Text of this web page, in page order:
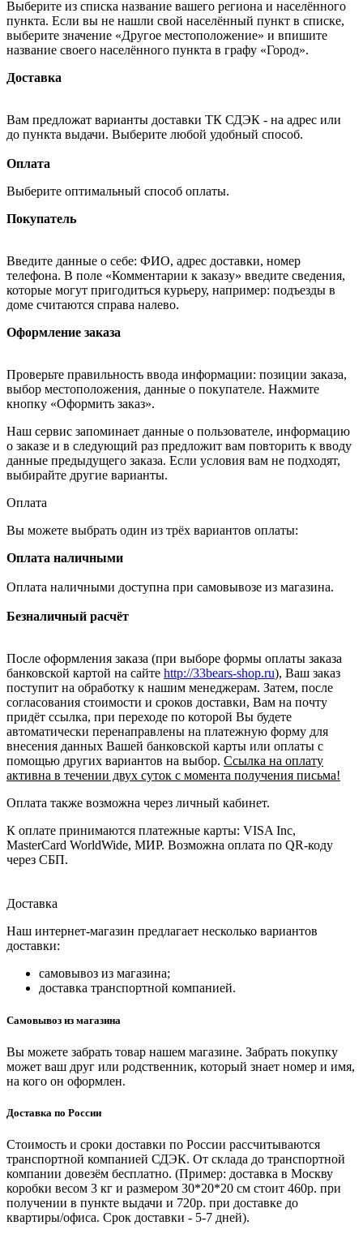
Выберите из списка название вашего региона и населённого
пункта. Если вы не нашли свой населённый пункт в списке,
выберите значение «Другое местоположение» и впишите
название своего населённого пункта в графу «Город».
Доставка
Вам предложат варианты доставки ТК СДЭК - на адрес или
до пункта выдачи. Выберите любой удобный способ.
Оплата
Выберите оптимальный способ оплаты.
Покупатель
Введите данные о себе: ФИО, адрес доставки, номер
телефона. В поле «Комментарии к заказу» введите сведения,
которые могут пригодиться курьеру, например: подъезды в
доме считаются справа налево.
Оформление заказа
Проверьте правильность ввода информации: позиции заказа,
выбор местоположения, данные о покупателе. Нажмите
кнопку «Оформить заказ».
Наш сервис запоминает данные о пользователе, информацию
о заказе и в следующий раз предложит вам повторить к вводу
данные предыдущего заказа. Если условия вам не подходят,
выбирайте другие варианты.
Оплата
Вы можете выбрать один из трёх вариантов оплаты:
Оплата наличными
Оплата наличными доступна при самовывозе из магазина.
Безналичный расчёт
После оформления заказа (при выборе формы оплаты заказа
банковской картой на сайте http://33bears-shop.ru), Ваш заказ
поступит на обработку к нашим менеджерам. Затем, после
согласования стоимости и сроков доставки, Вам на почту
придёт ссылка, при переходе по которой Вы будете
автоматически перенаправлены на платежную форму для
внесения данных Вашей банковской карты или оплаты с
помощью других вариантов на выбор. Ссылка на оплату
активна в течении двух суток с момента получения письма!
Оплата также возможна через личный кабинет.
К оплате принимаются платежные карты: VISA Inc,
MasterCard WorldWide, МИР. Возможна оплата по QR-коду
через СБП.
Доставка
Наш интернет-магазин предлагает несколько вариантов
доставки:
самовывоз из магазина;
доставка транспортной компанией.
Самовывоз из магазина
Вы можете забрать товар нашем магазине. Забрать покупку
может ваш друг или родственник, который знает номер и имя,
на кого он оформлен.
Доставка по России
Стоимость и сроки доставки по России рассчитываются
транспортной компанией СДЭК. От склада до транспортной
компании довезём бесплатно. (Пример: доставка в Москву
коробки весом 3 кг и размером 30*20*20 см стоит 460р. при
получении в пункте выдачи и 720р. при доставке до
квартиры/офиса. Срок доставки - 5-7 дней).